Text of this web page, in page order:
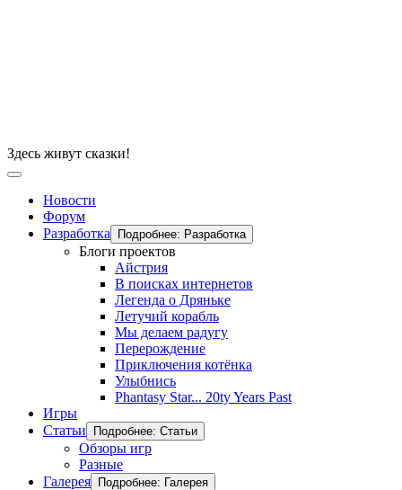
Здесь живут сказки!
Новости
Форум
Разработка
Подробнее: Разработка
Блоги проектов
Айстрия
В поисках интернетов
Легенда о Дряньке
Летучий корабль
Мы делаем радугу
Перерождение
Приключения котёнка
Улыбнись
Phantasy Star... 20ty Years Past
Игры
Статьи
Подробнее: Статьи
Обзоры игр
Разные
Галерея
Подробнее: Галерея